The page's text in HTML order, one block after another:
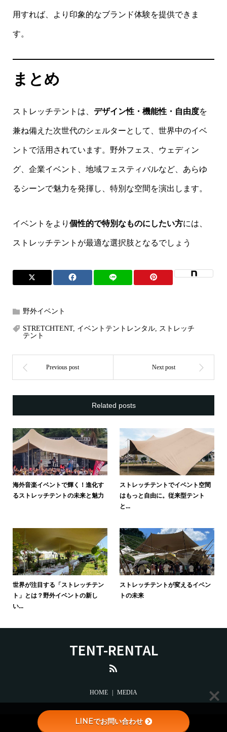
用すれば、より印象的なブランド体験を提供できま
す。
まとめ
ストレッチテントは、 デザイン性・機能性・自由度を
兼ね備えた次世代のシェルターとして、世界中のイベ
ントで活用されています。野外フェス、ウェディン
グ、企業イベント、地域フェスティバルなど、あらゆ
るシーンで魅力を発揮し、特別な空間を演出します。
イベントをより 個性的で特別なものにしたい方には、
ストレッチテントが最適な選択肢となるでしょう
野外イベント
STRETCHTENT, イベントテントレンタル,
ストレッチ
テント
Related posts
海外音楽イベントで輝く！進化す
るストレッチテントの未来と魅力
ストレッチテントでイベント空間
はもっと自由に。従来型テント
と...
世界が注目する「ストレッチテン
ト」とは？野外イベントの新し
い...
ストレッチテントが変えるイベン
トの未来
TENT-RENTAL
HOME MEDIA
Copyright © STRETCH TENT-RENTAL-VOTRE
LINEでお問い合わせ